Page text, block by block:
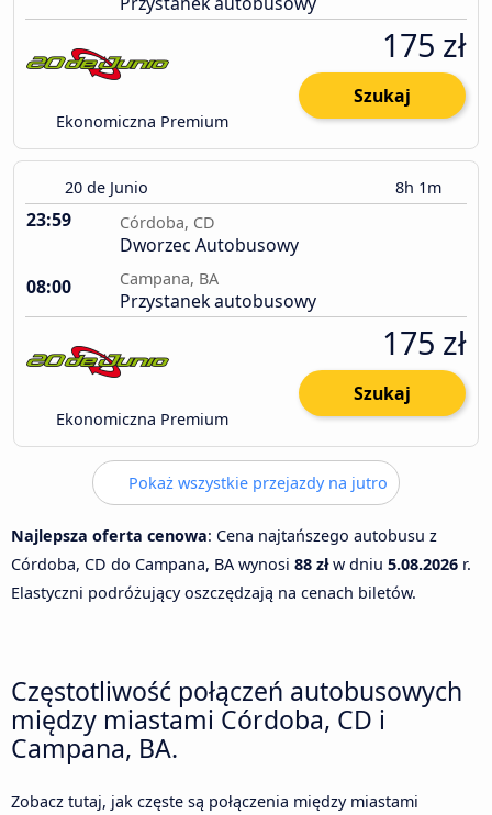
Ekonomiczna Premium
175 zł
Szukaj
20 de Junio 8h 1m
23:59 Córdoba, CD
Dworzec Autobusowy
08:00
Campana, BA
Przystanek autobusowy
Ekonomiczna Premium
175 zł
Szukaj
Pokaż wszystkie przejazdy na jutro
Najlepsza oferta cenowa: Cena najtańszego autobusu z
Córdoba, CD do Campana, BA wynosi 88 złw dniu 5.08.2026 r.
Elastyczni podróżujący oszczędzają na cenach biletów.
Częstotliwość połączeń autobusowych
między miastami Córdoba, CD i
Campana, BA.
Zobacz tutaj, jak częste są połączenia między miastami